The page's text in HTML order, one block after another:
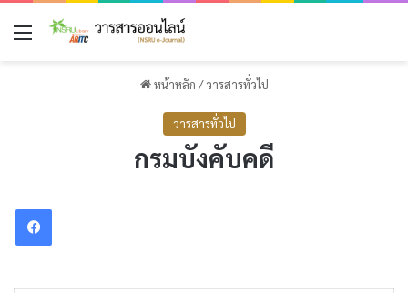
เมนู
หน้าหลัก / วารสารทั่วไป
วารสารทั่วไป
กรมบังคับคดี
Facebook